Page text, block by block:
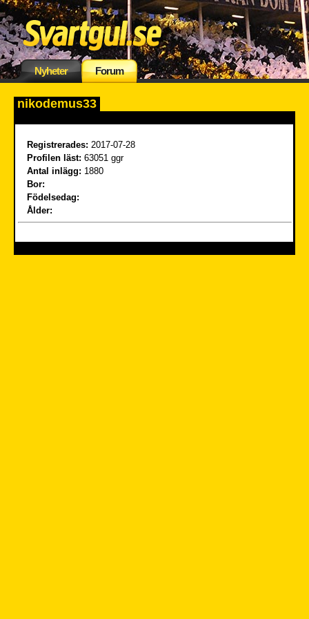
Nyheter Forum
nikodemus33
Registrerades: 2017-07-28
Profilen läst: 63051 ggr
Antal inlägg: 1880
Bor:
Födelsedag:
Ålder: